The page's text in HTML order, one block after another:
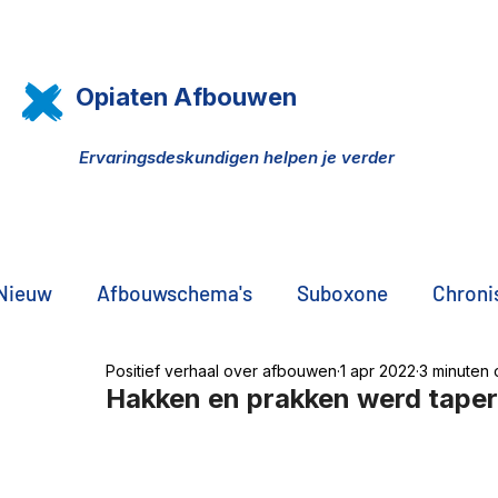
Opiaten Afbouwen
Ervaringsdeskundigen helpen je verder
Afbouwschema's Suboxone
Pijn, opiaten, THC olie DNA onderzoek
Hakken en prakken werd
Positief verhaal over afbouwen 1 apr 2022 3 minuten